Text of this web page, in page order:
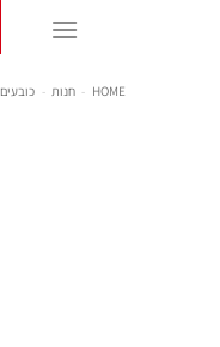
HOME
- חנות - כובעים